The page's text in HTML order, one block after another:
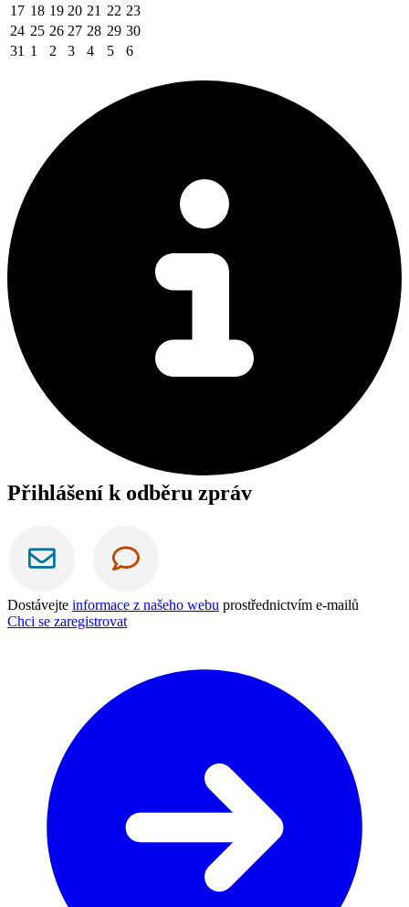
17 18 19 20 21 22 23
24 25 26 27 28 29 30
31 1 2 3 4 5 6
Přihlášení k odběru zpráv
Dostávejte informace z našeho webu prostřednictvím e-mailů
Chci se zaregistrovat